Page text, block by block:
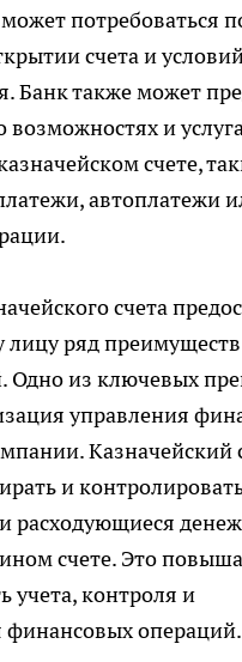
потребоваться
счета и
Банк также может
и
счете,
автоплатежи
счета
ряд
Одно из ключевых
управления
Казначейский
и
расходующиеся
счете. Это
учета, контроля и
операций.